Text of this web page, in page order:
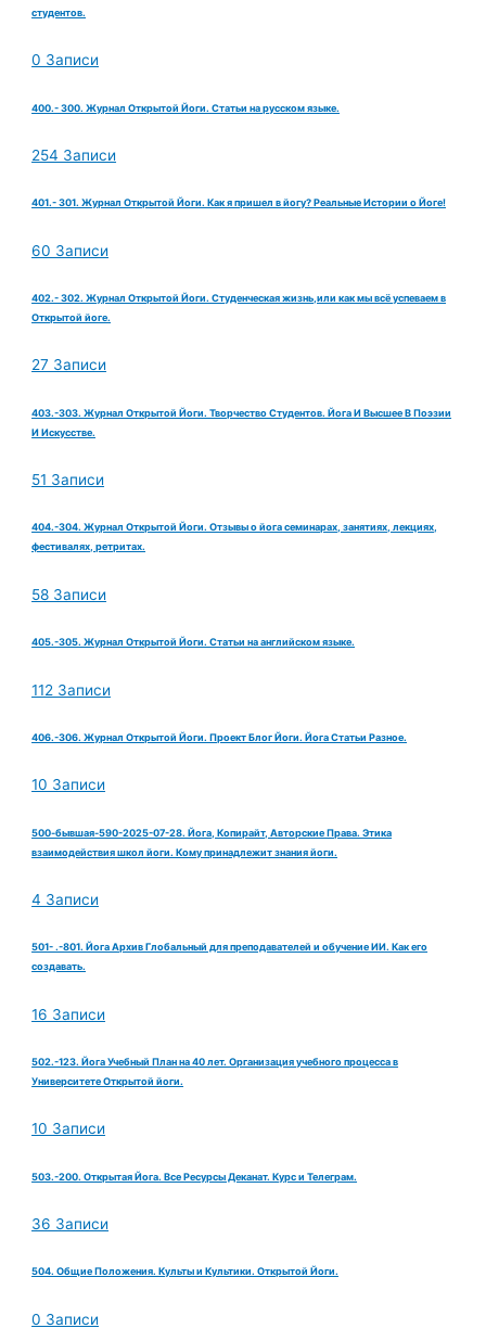
студентов.
0 Записи
400.- 300. Журнал Открытой Йоги. Статьи на русском языке.
254 Записи
401.- 301. Журнал Открытой Йоги. Как я пришел в йогу? Реальные Истории о Йоге!
60 Записи
402.- 302. Журнал Открытой Йоги. Студенческая жизнь,или как мы всё успеваем в
Открытой йоге.
27 Записи
403.-303. Журнал Открытой Йоги. Творчество Студентов. Йога И Высшее В Поэзии
И Искусстве.
51 Записи
404.-304. Журнал Открытой Йоги. Отзывы о йога семинарах, занятиях, лекциях,
фестивалях, ретритах.
58 Записи
405.-305. Журнал Открытой Йоги. Статьи на английском языке.
112 Записи
406.-306. Журнал Открытой Йоги. Проект Блог Йоги. Йога Статьи Разное.
10 Записи
500-бывшая-590-2025-07-28. Йога, Копирайт, Авторские Права. Этика
взаимодействия школ йоги. Кому принадлежит знания йоги.
4 Записи
501- .-801. Йога Архив Глобальный для преподавателей и обучение ИИ. Как его
создавать.
16 Записи
502.-123. Йога Учебный План на 40 лет. Организация учебного процесса в
Университете Открытой йоги.
10 Записи
503.-200. Открытая Йога. Все Ресурсы Деканат. Курс и Телеграм.
36 Записи
504. Общие Положения. Культы и Культики. Открытой Йоги.
0 Записи